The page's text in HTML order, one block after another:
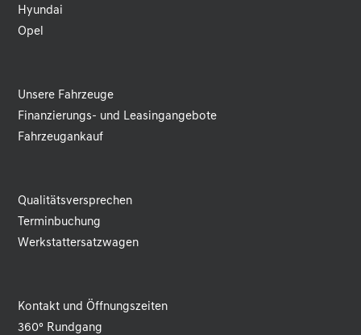
Hyundai
Opel
Unsere Fahrzeuge
Finanzierungs- und Leasingangebote
Fahrzeugankauf
Qualitätsversprechen
Terminbuchung
Werkstattersatzwagen
Kontakt und Öffnungszeiten
360° Rundgang